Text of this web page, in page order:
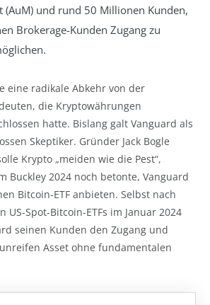
(AuM) und rund 50 Millionen Kunden,
Brokerage-Kunden Zugang zu
eine radikale Abkehr von der
die Kryptowährungen
hatte. Bislang galt Vanguard als
Skeptiker. Gründer Jack Bogle
Krypto „meiden wie die Pest“,
Buckley 2024 noch betonte, Vanguard
Bitcoin-ETF anbieten. Selbst nach
US-Spot-Bitcoin-ETFs im Januar 2024
seinen Kunden den Zugang und
Asset ohne fundamentalen